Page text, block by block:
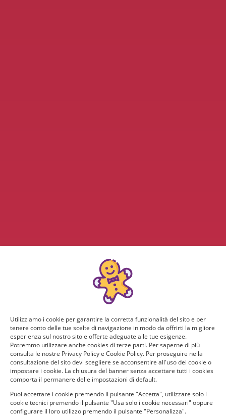
Utilizziamo i cookie per garantire la corretta funzionalità del sito e per
tenere conto delle tue scelte di navigazione in modo da offrirti la migliore
esperienza sul nostro sito e offerte adeguate alle tue esigenze.
Potremmo utilizzare anche cookies di terze parti. Per saperne di più
consulta le nostre Privacy Policy e Cookie Policy. Per proseguire nella
consultazione del sito devi scegliere se acconsentire all'uso dei cookie o
impostare i cookie. La chiusura del banner senza accettare tutti i cookies
comporta il permanere delle impostazioni di default.
Puoi accettare i cookie premendo il pulsante "Accetta", utilizzare solo i
cookie tecnici premendo il pulsante "Usa solo i cookie necessari" oppure
configurare il loro utilizzo premendo il pulsante "Personalizza".